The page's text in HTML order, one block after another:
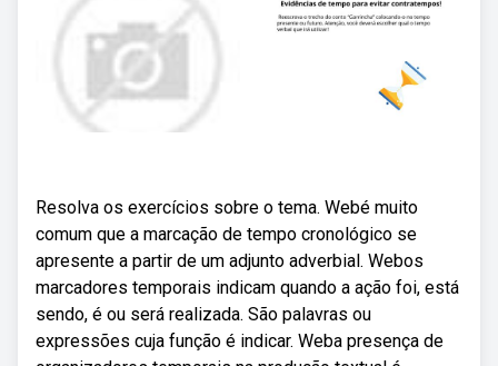
Resolva os exercícios sobre o tema. Webé muito
comum que a marcação de tempo cronológico se
apresente a partir de um adjunto adverbial. Webos
marcadores temporais indicam quando a ação foi, está
sendo, é ou será realizada. São palavras ou
expressões cuja função é indicar. Weba presença de